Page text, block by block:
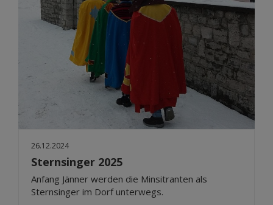
26.12.2024
Sternsinger 2025
Anfang Jänner werden die Minsitranten als
Sternsinger im Dorf unterwegs.